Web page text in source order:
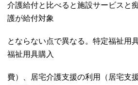
介護給付と比べると施設サービスと
護が給付対象
とならない点で異なる。特定福祉用
福祉用具購入
費）、居宅介護支援の利用（居宅支